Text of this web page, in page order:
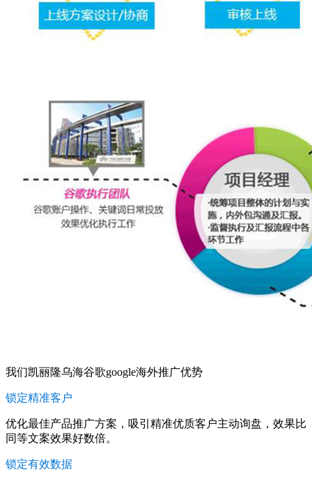
我们凯丽隆乌海谷歌google海外推广优势
锁定精准客户
优化最佳产品推广方案，吸引精准优质客户主动询盘，效果比
同等文案效果好数倍。
锁定有效数据